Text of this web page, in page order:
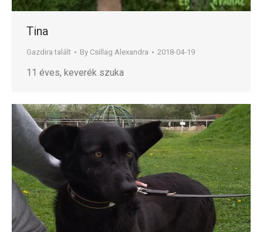
Tina
Gazdira talált By Csillag Alexandra 2018-04-19
11 éves, keverék szuka